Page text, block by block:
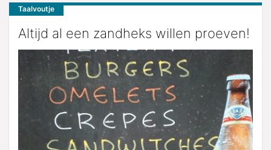
Taalvoutje
Altijd al een zandheks willen proeven!